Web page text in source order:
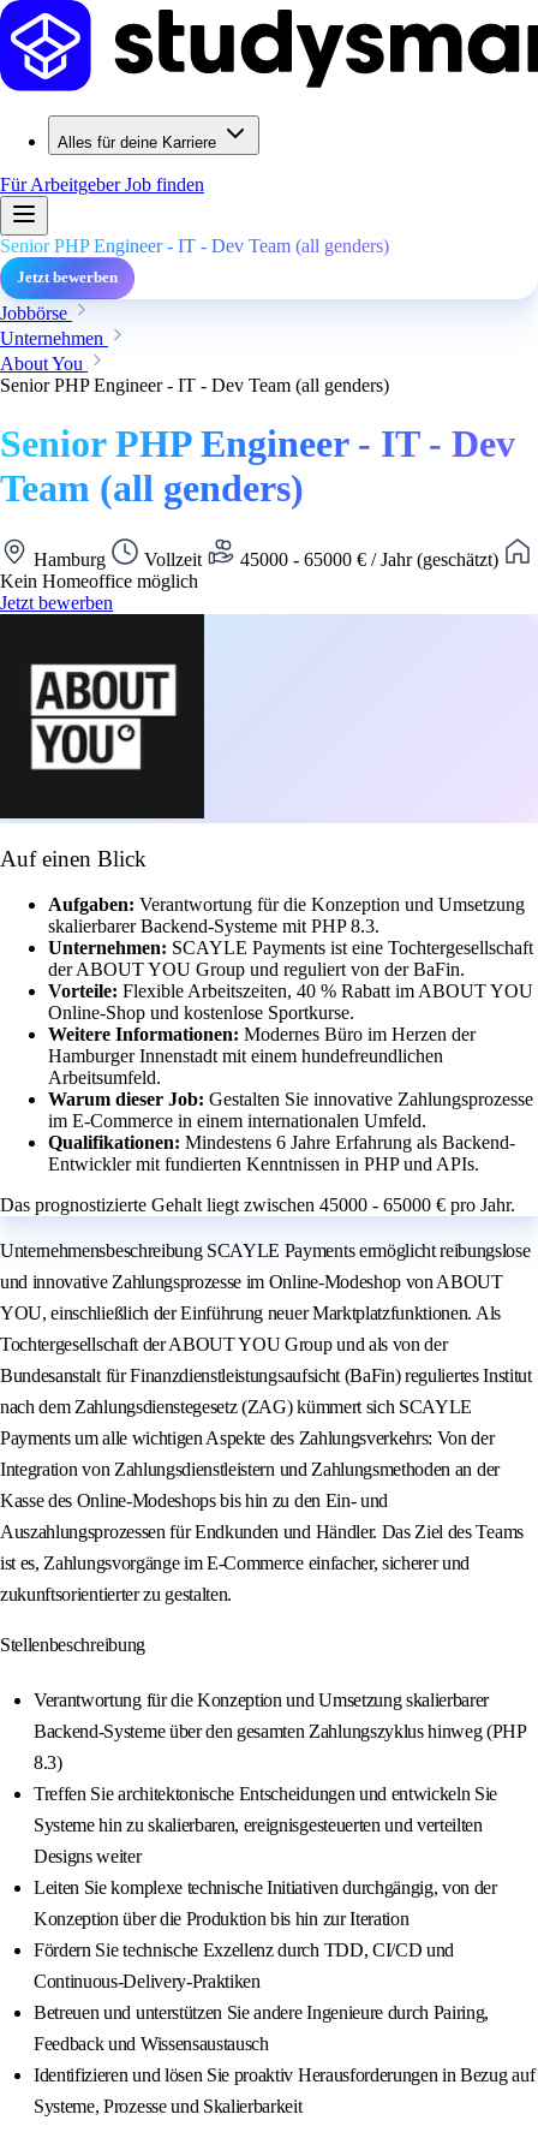
Alles für deine Karriere
Für ArbeitgeberJob finden
Senior PHP Engineer - IT - Dev Team (all genders)
Jetzt bewerben
Jobbörse
Unternehmen
About You
Senior PHP Engineer - IT - Dev Team (all genders)
Senior PHP Engineer - IT - Dev
Team (all genders)
Hamburg Vollzeit
45000 - 65000 € / Jahr (geschätzt)
Kein Homeoffice möglich
Jetzt bewerben
Auf einen Blick
Aufgaben: Verantwortung für die Konzeption und Umsetzung
skalierbarer Backend-Systeme mit PHP 8.3.
Unternehmen: SCAYLE Payments ist eine Tochtergesellschaft
der ABOUT YOU Group und reguliert von der BaFin.
Vorteile: Flexible Arbeitszeiten, 40 % Rabatt im ABOUT YOU
Online-Shop und kostenlose Sportkurse.
Weitere Informationen: Modernes Büro im Herzen der
Hamburger Innenstadt mit einem hundefreundlichen
Arbeitsumfeld.
Warum dieser Job: Gestalten Sie innovative Zahlungsprozesse
im E-Commerce in einem internationalen Umfeld.
Qualifikationen: Mindestens 6 Jahre Erfahrung als Backend-
Entwickler mit fundierten Kenntnissen in PHP und APIs.
Das prognostizierte Gehalt liegt zwischen 45000 - 65000 € pro Jahr.
Unternehmensbeschreibung SCAYLE Payments ermöglicht reibungslose
und innovative Zahlungsprozesse im Online-Modeshop von ABOUT
YOU, einschließlich der Einführung neuer Marktplatzfunktionen. Als
Tochtergesellschaft der ABOUT YOU Group und als von der
Bundesanstalt für Finanzdienstleistungsaufsicht (BaFin) reguliertes Institut
nach dem Zahlungsdienstegesetz (ZAG) kümmert sich SCAYLE
Payments um alle wichtigen Aspekte des Zahlungsverkehrs: Von der
Integration von Zahlungsdienstleistern und Zahlungsmethoden an der
Kasse des Online-Modeshops bis hin zu den Ein- und
Auszahlungsprozessen für Endkunden und Händler. Das Ziel des Teams
ist es, Zahlungsvorgänge im E-Commerce einfacher, sicherer und
zukunftsorientierter zu gestalten.
Stellenbeschreibung
Verantwortung für die Konzeption und Umsetzung skalierbarer
Backend-Systeme über den gesamten Zahlungszyklus hinweg (PHP
8.3)
Treffen Sie architektonische Entscheidungen und entwickeln Sie
Systeme hin zu skalierbaren, ereignisgesteuerten und verteilten
Designs weiter
Leiten Sie komplexe technische Initiativen durchgängig, von der
Konzeption über die Produktion bis hin zur Iteration
Fördern Sie technische Exzellenz durch TDD, CI/CD und
Continuous-Delivery-Praktiken
Betreuen und unterstützen Sie andere Ingenieure durch Pairing,
Feedback und Wissensaustausch
Identifizieren und lösen Sie proaktiv Herausforderungen in Bezug auf
Systeme, Prozesse und Skalierbarkeit